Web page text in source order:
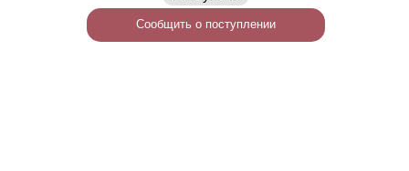
Сообщить о поступлении